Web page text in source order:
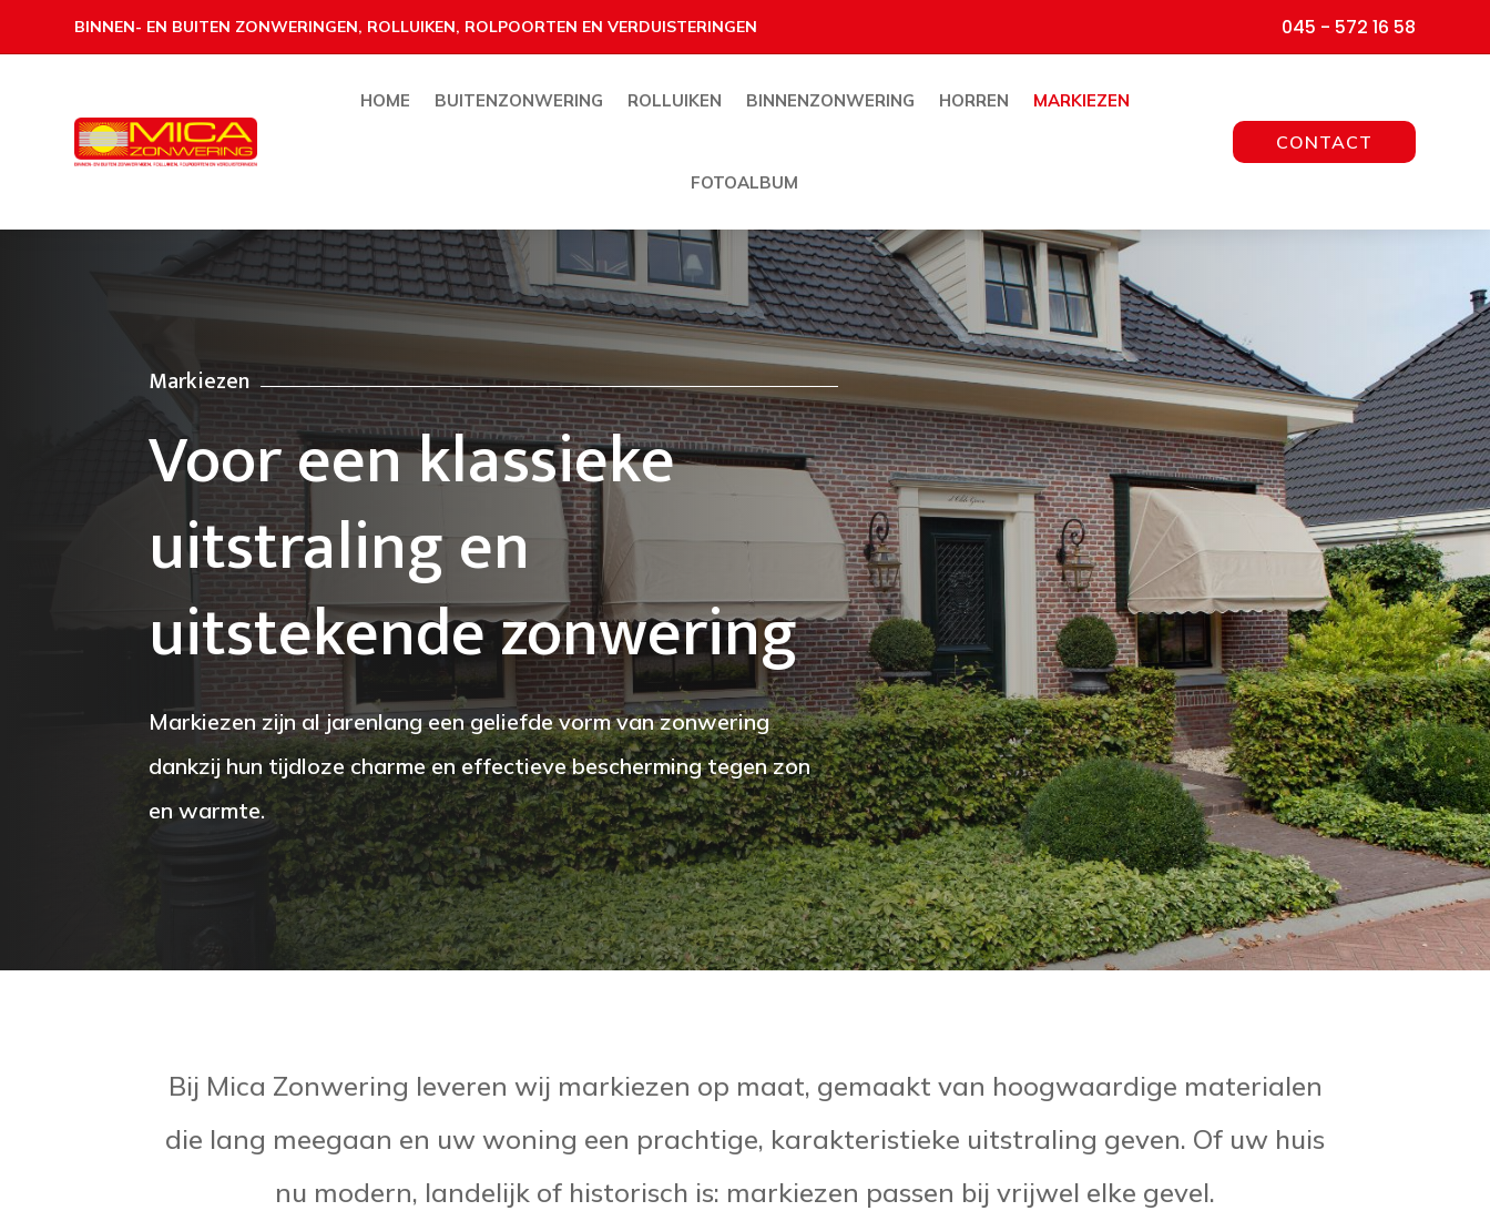
BINNEN- EN BUITEN ZONWERINGEN, ROLLUIKEN, ROLPOORTEN EN VERDUISTERINGEN 045 - 572 16 58
HOME BUITENZONWERING ROLLUIKEN BINNENZONWERING HORREN MARKIEZEN
FOTOALBUM
CONTACT
Markiezen
Voor een klassieke
uitstraling en
uitstekende zonwering
Markiezen zijn al jarenlang een geliefde vorm van zonwering
dankzij hun tijdloze charme en effectieve bescherming tegen zon
en warmte.
Bij Mica Zonwering leveren wij markiezen op maat, gemaakt van hoogwaardige materialen
die lang meegaan en uw woning een prachtige, karakteristieke uitstraling geven. Of uw huis
nu modern, landelijk of historisch is: markiezen passen bij vrijwel elke gevel.